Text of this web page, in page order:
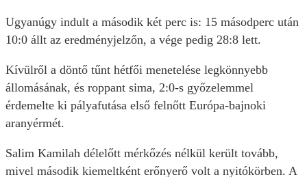
Ugyanúgy indult a második két perc is: 15 másodperc után
10:0 állt az eredményjelzőn, a vége pedig 28:8 lett.
Kívülről a döntő tűnt hétfői menetelése legkönnyebb
állomásának, és roppant sima, 2:0-s győzelemmel
érdemelte ki pályafutása első felnőtt Európa-bajnoki
aranyérmét.
Salim Kamilah délelőtt mérkőzés nélkül került tovább,
mivel második kiemeltként erőnyerő volt a nyitókörben. A